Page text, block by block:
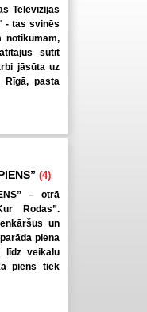
Televīzijas
- tas svinēs
notikumam,
sūtīt
jāsūta uz
Rīgā, pasta
(4)
– otrā
Rodas”.
un
piena
līdz veikalu
piens tiek